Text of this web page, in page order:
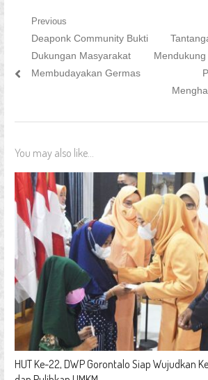
Navigasi
pos
Previous
Previous
post:
Deaponk Community Bukti
Dukungan Masyarakat
Membudayakan Germas
Next
post:
You may also like...
HUT Ke-22, DWP Gorontalo Siap Wujudkan